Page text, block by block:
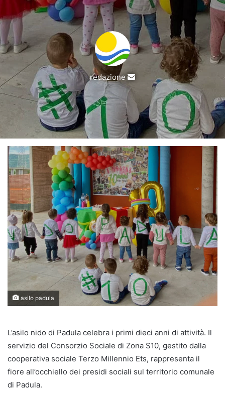
redazione
Invia
un'email
asilo padula
L’asilo nido di Padula celebra i primi dieci anni di attività. Il
servizio del Consorzio Sociale di Zona S10, gestito dalla
cooperativa sociale Terzo Millennio Ets, rappresenta il
fiore all’occhiello dei presidi sociali sul territorio comunale
di Padula.